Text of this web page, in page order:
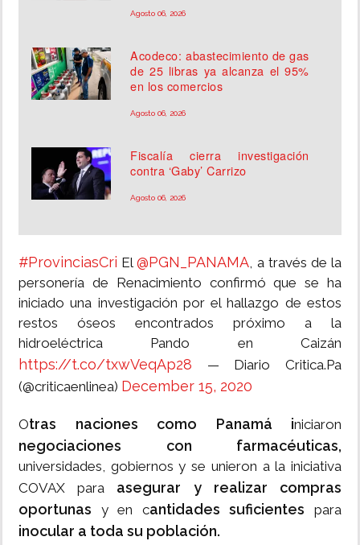
Agosto 06, 2026
Acodeco: abastecimiento de gas
de 25 libras ya alcanza el 95%
en los comercios
Agosto 06, 2026
Fiscalía cierra investigación
contra ‘Gaby’ Carrizo
Agosto 06, 2026
#ProvinciasCri El@PGN_PANAMA, a través de la
personería de Renacimiento confirmó que se ha
iniciado una investigación por el hallazgo de estos
restos óseos encontrados próximo a la
hidroeléctrica Pando en Caizán
https://t.co/txwVeqAp28 — Diario Critica.Pa
(@criticaenlinea) December 15, 2020
Otras naciones como Panamá iniciaron
negociaciones con farmacéuticas,
universidades, gobiernos y se unieron a la iniciativa
COVAX para asegurar y realizar compras
oportunas y en cantidades suficientes para
inocular a toda su población.